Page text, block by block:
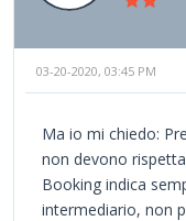
03-20-2020, 03:45 PM
Ma io mi chiedo:
non devono
Booking indica
intermediario, non